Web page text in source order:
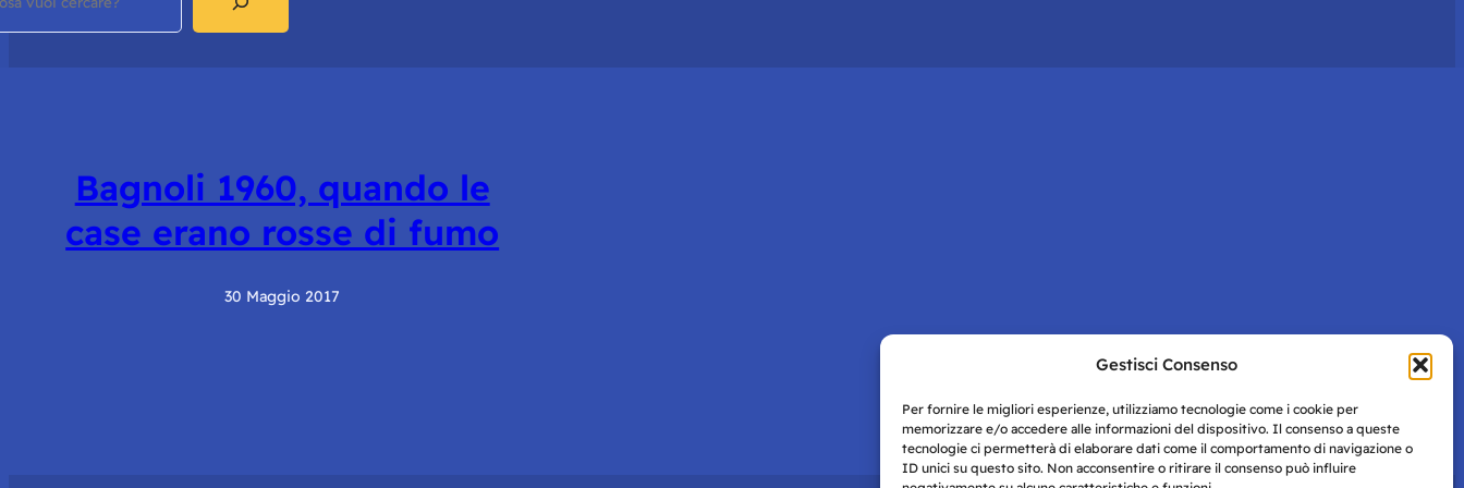
Gestisci Consenso
Per fornire le migliori esperienze, utilizziamo tecnologie come i cookie per
memorizzare e/o accedere alle informazioni del dispositivo. Il consenso a queste
tecnologie ci permetterà di elaborare dati come il comportamento di navigazione o
ID unici su questo sito. Non acconsentire o ritirare il consenso può influire
Bagnoli 1960, quando le
case erano rosse di fumo
30 Maggio 2017